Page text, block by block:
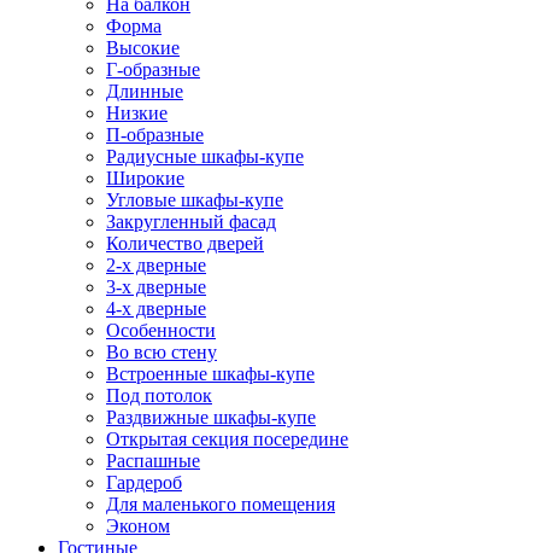
На балкон
Форма
Высокие
Г-образные
Длинные
Низкие
П-образные
Радиусные шкафы-купе
Широкие
Угловые шкафы-купе
Закругленный фасад
Количество дверей
2-х дверные
3-х дверные
4-х дверные
Особенности
Во всю стену
Встроенные шкафы-купе
Под потолок
Раздвижные шкафы-купе
Открытая секция посередине
Распашные
Гардероб
Для маленького помещения
Эконом
Гостиные